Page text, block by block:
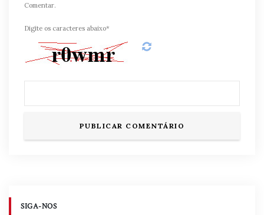
Comentar.
Digite os caracteres abaixo*
SIGA-NOS